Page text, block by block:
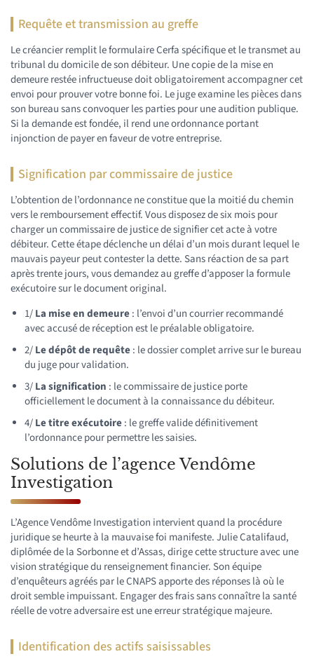
Requête et transmission au greffe
Le créancier remplit le formulaire Cerfa spécifique et le transmet au
tribunal du domicile de son débiteur. Une copie de la mise en
demeure restée infructueuse doit obligatoirement accompagner cet
envoi pour prouver votre bonne foi. Le juge examine les pièces dans
son bureau sans convoquer les parties pour une audition publique.
Si la demande est fondée, il rend une ordonnance portant
injonction de payer en faveur de votre entreprise.
Signification par commissaire de justice
L’obtention de l’ordonnance ne constitue que la moitié du chemin
vers le remboursement effectif. Vous disposez de six mois pour
charger un commissaire de justice de signifier cet acte à votre
débiteur. Cette étape déclenche un délai d’un mois durant lequel le
mauvais payeur peut contester la dette. Sans réaction de sa part
après trente jours, vous demandez au greffe d’apposer la formule
exécutoire sur le document original.
1/La mise en demeure: l’envoi d’un courrier recommandé
avec accusé de réception est le préalable obligatoire.
2/Le dépôt de requête: le dossier complet arrive sur le bureau
du juge pour validation.
3/La signification : le commissaire de justice porte
officiellement le document à la connaissance du débiteur.
4/Le titre exécutoire: le greffe valide définitivement
l’ordonnance pour permettre les saisies.
Solutions de l’agence Vendôme
Investigation
L’Agence Vendôme Investigation intervient quand la procédure
juridique se heurte à la mauvaise foi manifeste. Julie Catalifaud,
diplômée de la Sorbonne et d’Assas, dirige cette structure avec une
vision stratégique du renseignement financier. Son équipe
d’enquêteurs agréés par le CNAPS apporte des réponses là où le
droit semble impuissant. Engager des frais sans connaître la santé
réelle de votre adversaire est une erreur stratégique majeure.
Identification des actifs saisissables